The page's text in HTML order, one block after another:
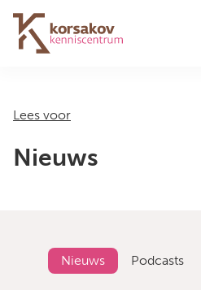
Navigation
Lees voor
Nieuws
Nieuws Podcasts